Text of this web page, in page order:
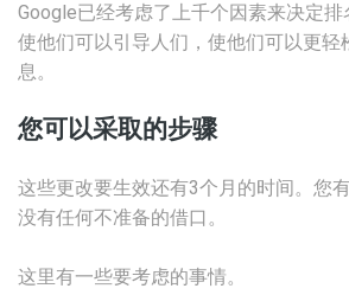
Google已经考虑了上千个因素来决定
使他们可以引导人们，使他们可以更轻
息。
您可以采取的步骤
这些更改要生效还有3个月的时间。您
没有任何不准备的借口。
这里有一些要考虑的事情。